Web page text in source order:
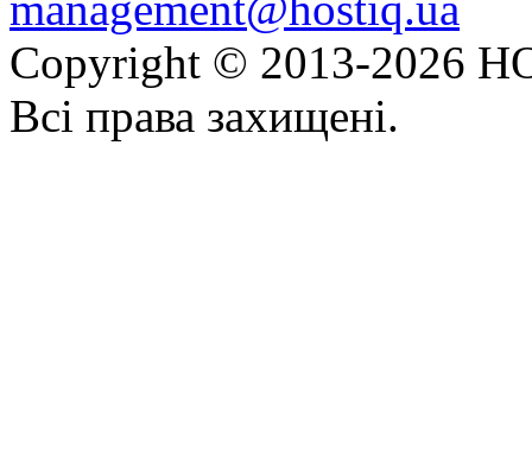
Copyright © 2013-2026
Всі права захищені.